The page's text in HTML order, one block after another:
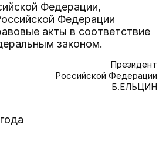
Федерации,
Федерации
акты в соответствие
законом.
Президент
Российской Федерации
Б.ЕЛЬЦИН